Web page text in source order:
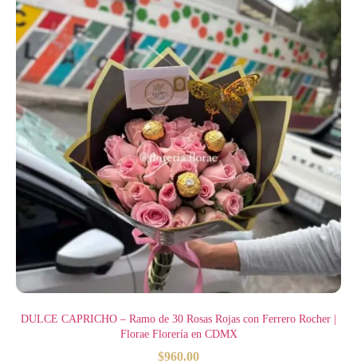
DULCE CAPRICHO – Ramo de 30 Rosas Rojas con Ferrero Rocher |
Florae Florería en CDMX
$960.00